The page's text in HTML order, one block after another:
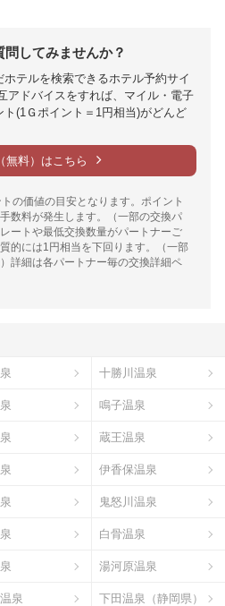
問してみませんか？
テルを検索できるホテル予約サイ
アドバイスをすれば、マイル・電子
(1Ｇポイント＝1円相当)がどんど
無料）はこちら
の価値の目安となります。ポイント
数料が発生します。（一部の交換パ
ートや最低交換数量がパートナーご
的には1円相当を下回ります。（一部
詳細は各パートナー毎の交換詳細ペ
十勝川温泉
鳴子温泉
蔵王温泉
伊香保温泉
鬼怒川温泉
白骨温泉
湯河原温泉
泉 下田温泉（静岡県）